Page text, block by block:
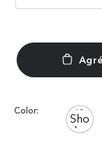
Color: